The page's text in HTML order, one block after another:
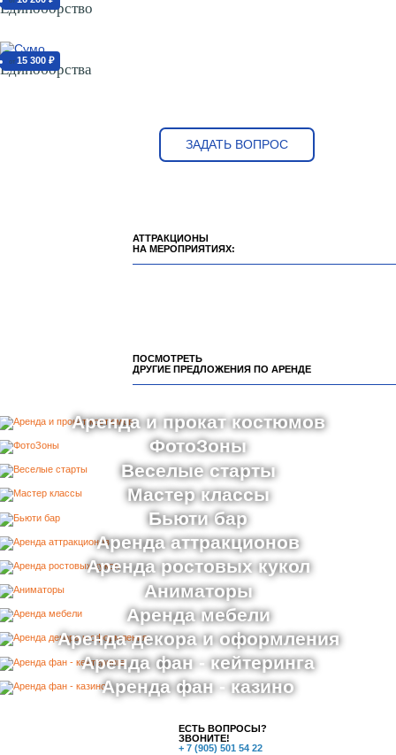
Единоборство
от 15 300 ₽
Единоборства
ЗАДАТЬ ВОПРОС
АТТРАКЦИОНЫ
НА МЕРОПРИЯТИЯХ:
ПОСМОТРЕТЬ
ДРУГИЕ ПРЕДЛОЖЕНИЯ ПО АРЕНДЕ
Аренда и прокат костюмов
ФотоЗоны
Веселые старты
Мастер классы
Бьюти бар
Аренда аттракционов
Аренда ростовых кукол
Аниматоры
Аренда мебели
Аренда декора и оформления
Аренда фан - кейтеринга
Аренда фан - казино
ЕСТЬ ВОПРОСЫ?
ЗВОНИТЕ!
+ 7 (905) 501 54 22